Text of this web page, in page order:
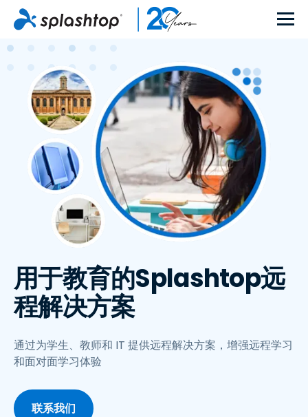
用于教育的Splashtop远
程解决方案
通过为学生、教师和 IT 提供远程解决方案，增强远程学习
和面对面学习体验
联系我们